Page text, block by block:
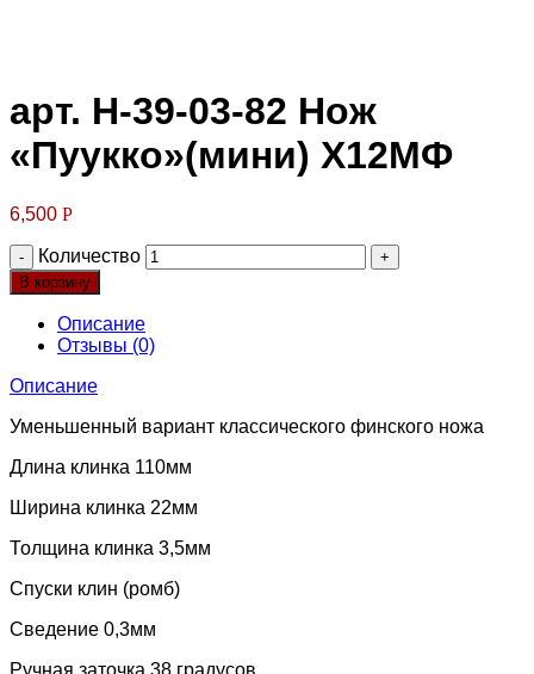
арт. Н-39-03-82 Нож
«Пуукко»(мини) Х12МФ
6,500 Р
Количество
В корзину
Описание
Отзывы (0)
Описание
Уменьшенный вариант классического финского ножа
Длина клинка 110мм
Ширина клинка 22мм
Толщина клинка 3,5мм
Спуски клин (ромб)
Сведение 0,3мм
Ручная заточка 38 градусов